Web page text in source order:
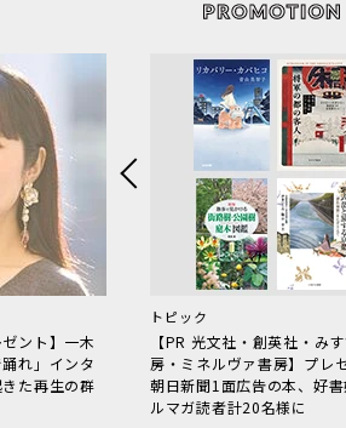
ント】一木
れ」インタ
た再生の群
トピック
【PR 光文社・創英社・み
房・ミネルヴァ書房】プレ
朝日新聞1面広告の本、好
ルマガ読者計20名様に